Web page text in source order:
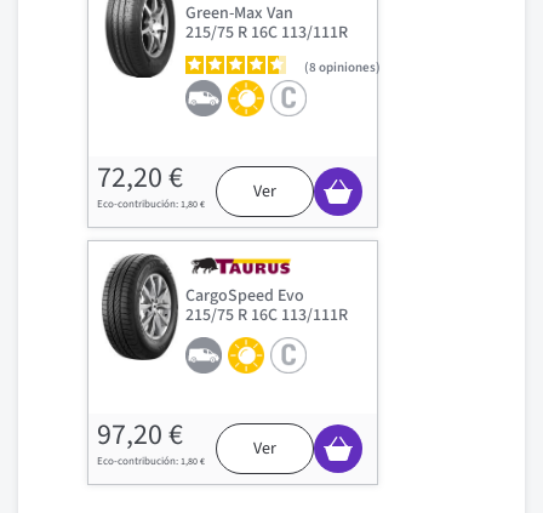
Green-Max Van
215/75 R 16C 113/111R
8opiniones
72,20 €
1,80 €
Ver
CargoSpeed Evo
215/75 R 16C 113/111R
97,20 €
1,80 €
Ver